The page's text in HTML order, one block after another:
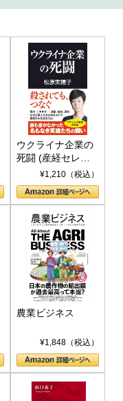
ウクライナ企業の
死闘 (産経セレク
ト S 039)¥1,210（税込）
農業ビジネス
¥1,848（税込）